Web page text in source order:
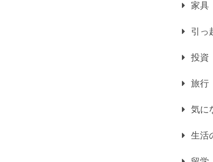
家具
引っ
投資
旅行
気に
生活